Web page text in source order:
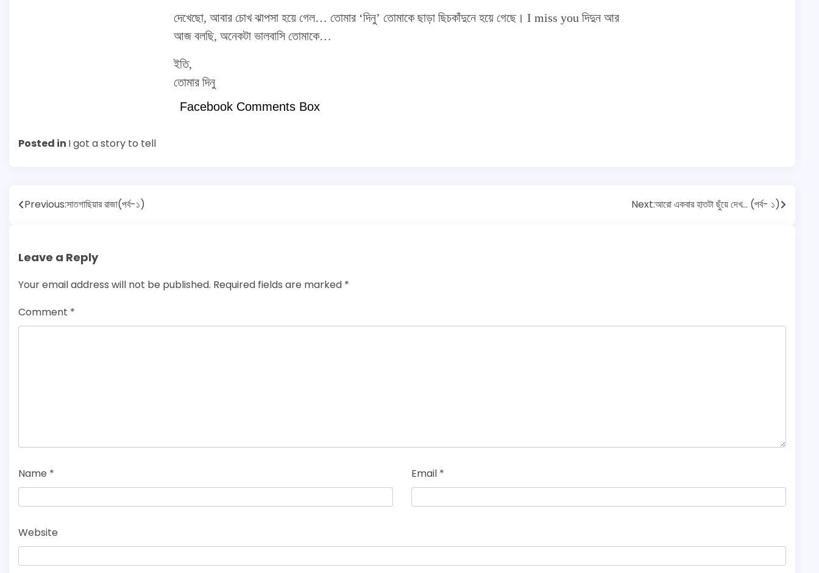
দেখেছো, আবার চোখ ঝাপসা হয়ে গেল… তোমার ‘দিনু’ তোমাকে ছাড়া ছিচকাঁদুনে হয়ে গেছে। I miss you দিদুন আর
আজ বলছি, অনেকটা ভালবাসি তোমাকে…
ইতি,
তোমার দিনু
Facebook Comments Box
Posted in I got a story to tell
Post
Previous:সাতগাছিয়ার রাজা(পর্ব-১) Next:আরো একবার হাতটা ছুঁয়ে দেখ… (পর্ব- ১)
Leave a Reply
Your email address will not be published. Required fields are marked *
Comment *
Name * Email *
Website